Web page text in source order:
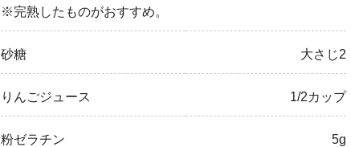
※完熟したものがおすすめ。
砂糖 大さじ2
りんごジュース 1/2カップ
粉ゼラチン 5g
鶏肉
ピーマン